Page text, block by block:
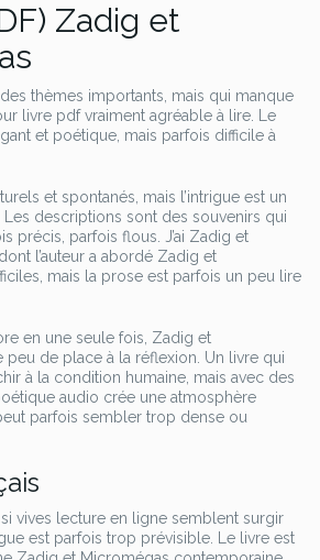
Zadig et
thèmes importants, mais qui manque
livre pdf vraiment agréable à lire. Le
et poétique, mais parfois difficile à
et spontanés, mais l’intrigue est un
descriptions sont des souvenirs qui
précis, parfois flous. J’ai Zadig et
l’auteur a abordé Zadig et
mais la prose est parfois un peu lire
en une seule fois, Zadig et
peu de place à la réflexion. Un livre qui
à la condition humaine, mais avec des
audio crée une atmosphère
parfois sembler trop dense ou
si vives lecture en ligne semblent surgir
est parfois trop prévisible. Le livre est